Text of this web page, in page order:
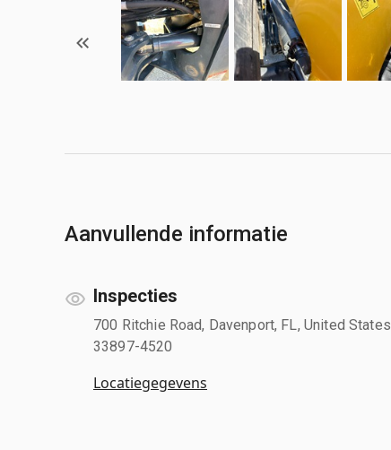
Aanvullende informatie
Inspecties
700 Ritchie Road, Davenport, FL, United States
33897-4520
Locatiegegevens